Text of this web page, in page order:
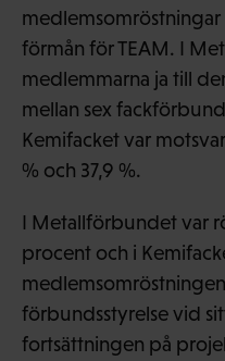
medlemsomröstningar
förmån för TEAM. I
medlemmarna ja till
mellan sex
Kemifacket var
% och 37,9 %.
I Metallförbundet var
procent och i
förbundsstyrelse vid
fortsättningen på